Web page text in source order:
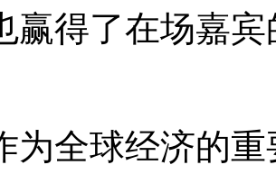
赢得了在场嘉
为全球经济的